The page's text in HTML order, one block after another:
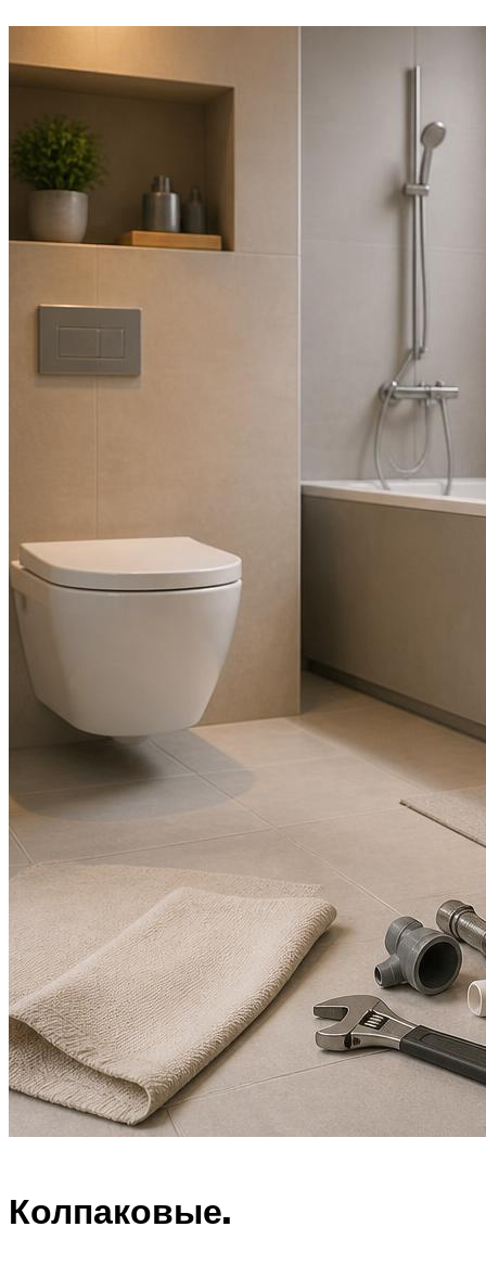
Колпаковые.